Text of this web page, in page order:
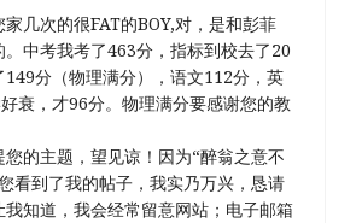
几次的很FAT的BOY,对，是和彭菲
。中考我考了463分，指标到校去了20
149分（物理满分），语文112分，英
衰，才96分。物理满分要感谢您的教
的主题，望见谅！因为“醉翁之意不
看到了我的帖子，我实乃万兴，恳请
知道，我会经常留意网站；电子邮箱